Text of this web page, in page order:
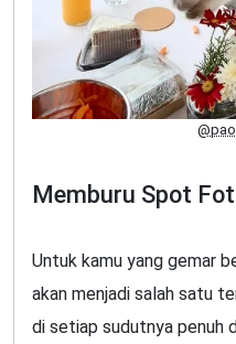
Memburu Spot
Untuk kamu yang gemar
akan menjadi salah satu
di setiap sudutnya penuh